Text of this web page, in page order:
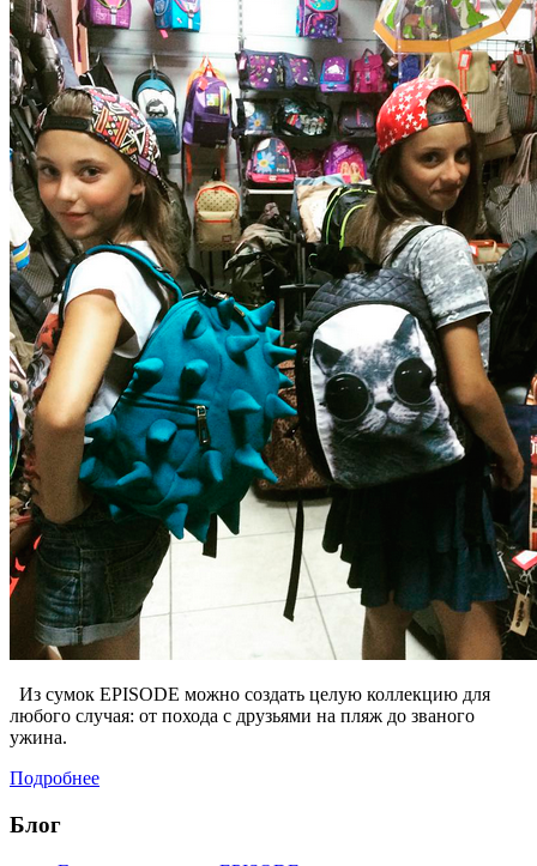
Из сумок EPISODE можно создать целую коллекцию для
любого случая: от похода с друзьями на пляж до званого
ужина.
Подробнее
Блог